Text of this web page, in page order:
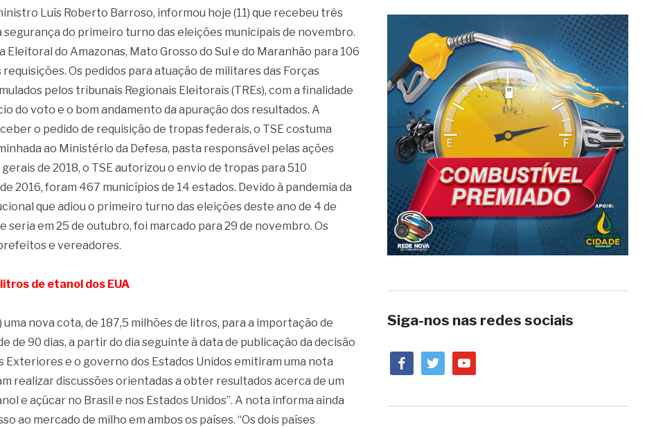
Luís Roberto Barroso, informou hoje (11) que recebeu três
do primeiro turno das eleições municipais de novembro.
do Amazonas, Mato Grosso do Sul e do Maranhão para 106
Os pedidos para atuação de militares das Forças
pelos tribunais Regionais Eleitorais (TREs), com a finalidade
do voto e o bom andamento da apuração dos resultados. A
o pedido de requisição de tropas federais, o TSE costuma
ao Ministério da Defesa, pasta responsável pelas ações
de 2018, o TSE autorizou o envio de tropas para 510
2016, foram 467 municípios de 14 estados. Devido à pandemia da
que adiou o primeiro turno das eleições deste ano de 4 de
em 25 de outubro, foi marcado para 29 de novembro. Os
e vereadores.
de etanol dos EUA
nova cota, de 187,5 milhões de litros, para a importação de
de 90 dias, a partir do dia seguinte à data de publicação da decisão
Exteriores e o governo dos Estados Unidos emitiram uma nota
realizar discussões orientadas a obter resultados acerca de um
e açúcar no Brasil e nos Estados Unidos”. A nota informa ainda
ao mercado de milho em ambos os países. “Os dois países
Siga-nos nas redes sociais
facebooktwitteryoutube